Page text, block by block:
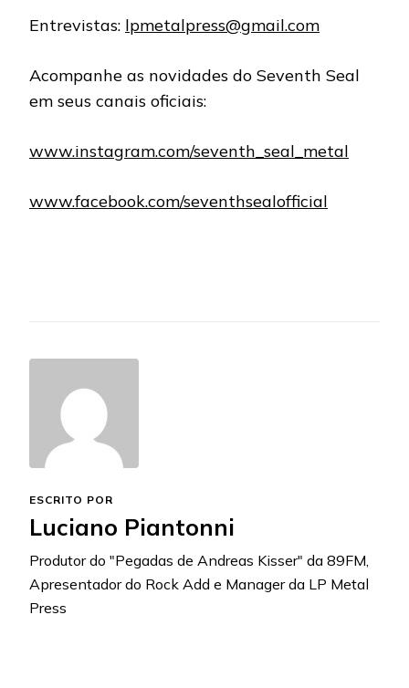
Entrevistas: lpmetalpress@gmail.com
Acompanhe as novidades do Seventh Seal
em seus canais oficiais:
www.instagram.com/seventh_seal_metal
www.facebook.com/seventhsealofficial
ESCRITO POR
Luciano Piantonni
Produtor do "Pegadas de Andreas Kisser" da 89FM,
Apresentador do Rock Add e Manager da LP Metal
Press